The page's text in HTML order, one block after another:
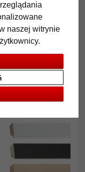
naszej witrynie